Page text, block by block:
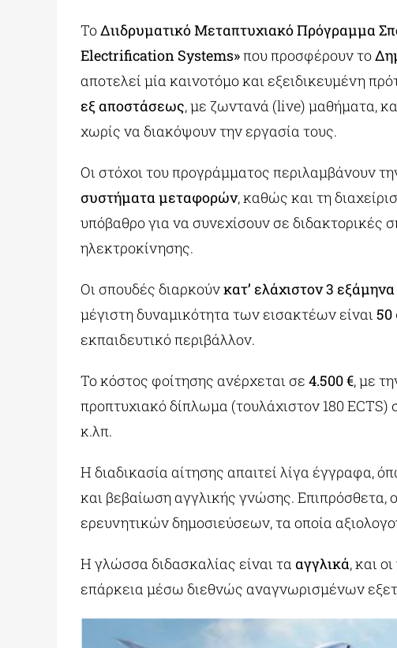
ΤοΔιιδρυματικό Μεταπτυχιακό Πρόγραμμα
Electrification Systems»που προσφέρουν το
αποτελεί μία καινοτόμο και εξειδικευμένη
εξ αποστάσεως, με ζωντανά (live) μαθήματα,
χωρίς να διακόψουν την εργασία τους.
Οι στόχοι του προγράμματος περιλαμβάνουν
συστήματα μεταφορών, καθώς και τη
υπόβαθρο για να συνεχίσουν σε
ηλεκτροκίνησης.
Οι σπουδές διαρκούνκατ’ ελάχιστον 3 εξάμηνα
μέγιστη δυναμικότητα των εισακτέων είναι 50
εκπαιδευτικό περιβάλλον.
Το κόστος φοίτησης ανέρχεται σε 4.500 €, με
προπτυχιακό δίπλωμα (τουλάχιστον 180
κ.λπ.
Η διαδικασία αίτησης απαιτεί λίγα έγγραφα,
και βεβαίωση αγγλικής γνώσης. Επιπρόσθετα,
ερευνητικών δημοσιεύσεων, τα οποία
Η γλώσσα διδασκαλίας είναι τα αγγλικά, και
επάρκεια μέσω διεθνώς αναγνωρισμένων